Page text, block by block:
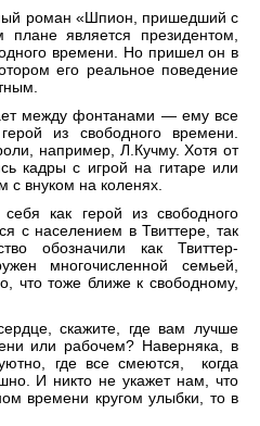
роман «Шпион, пришедший с
плане является президентом,
времени. Но пришел он в
его реальное поведение
между фонтанами — ему все
из свободного времени.
например, Л.Кучму. Хотя от
кадры с игрой на гитаре или
с внуком на коленях.
как герой из свободного
с населением в Твиттере, так
обозначили как Твиттер-
многочисленной семьей,
что тоже ближе к свободному,
скажите, где вам лучше
или рабочем? Наверняка, в
где все смеются, когда
И никто не укажет нам, что
времени кругом улыбки, то в